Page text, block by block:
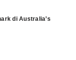
di Australia’s